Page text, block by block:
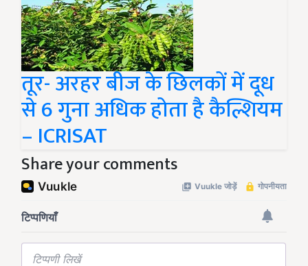
तूर- अरहर बीज के छिलकों में दूध
से 6 गुना अधिक होता है कैल्शियम
– ICRISAT
Share your comments